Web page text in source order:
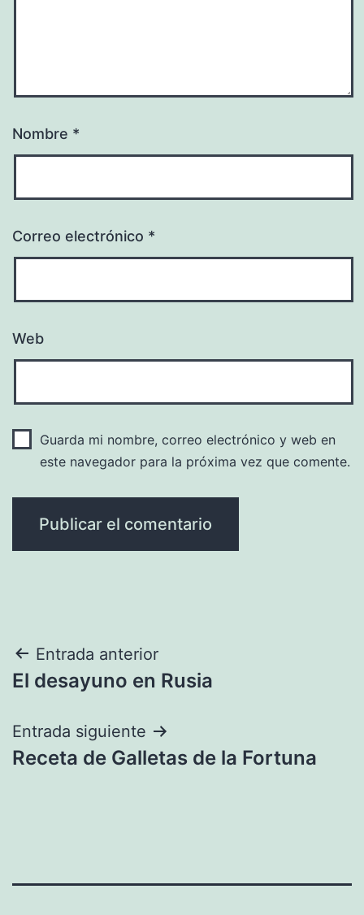
Nombre *
Correo electrónico *
Web
Guarda mi nombre, correo electrónico y web en
este navegador para la próxima vez que comente.
Navegación
de
entradas
Entrada anterior
El desayuno en Rusia
Entrada siguiente
Receta de Galletas de la Fortuna